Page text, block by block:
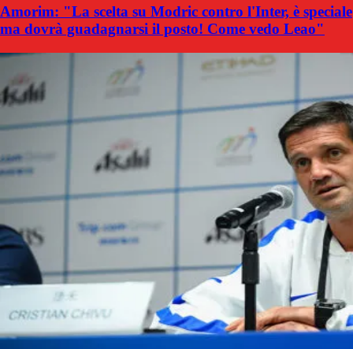
Amorim: "La scelta su Modric contro l'Inter, è speciale
ma dovrà guadagnarsi il posto! Come vedo Leao"